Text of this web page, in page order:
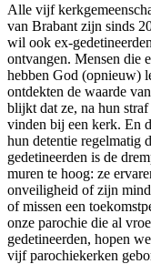
Alle vijf
van Brabant zijn sinds
wil ook ex-
ontvangen. Mensen die
hebben God (opnieuw)
ontdekten de waarde
blijkt dat ze, na hun
vinden bij een kerk. En
hun detentie regelmatig
gedetineerden is de
muren te hoog: ze
onveiligheid of zijn
of missen een
onze parochie die al
gedetineerden, hopen
vijf parochiekerken